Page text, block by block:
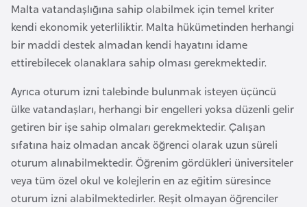
Malta vatandaşlığına sahip olabilmek için temel kriter
kendi ekonomik yeterliliktir. Malta hükümetinden herhangi
bir maddi destek almadan kendi hayatını idame
ettirebilecek olanaklara sahip olması gerekmektedir.
Ayrıca oturum izni talebinde bulunmak isteyen üçüncü
ülke vatandaşları, herhangi bir engelleri yoksa düzenli gelir
getiren bir işe sahip olmaları gerekmektedir. Çalışan
sıfatına haiz olmadan ancak öğrenci olarak uzun süreli
oturum alınabilmektedir. Öğrenim gördükleri üniversiteler
veya tüm özel okul ve kolejlerin en az eğitim süresince
oturum izni alabilmektedirler. Reşit olmayan öğrenciler
i
n
a
F
a
s
o
Ç
a
d